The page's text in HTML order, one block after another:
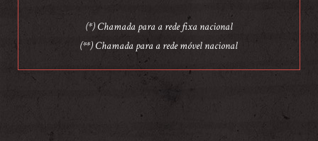
(*) Chamada para a rede fixa nacional
(**) Chamada para a rede móvel nacional